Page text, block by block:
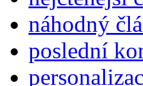
náhodný
poslední